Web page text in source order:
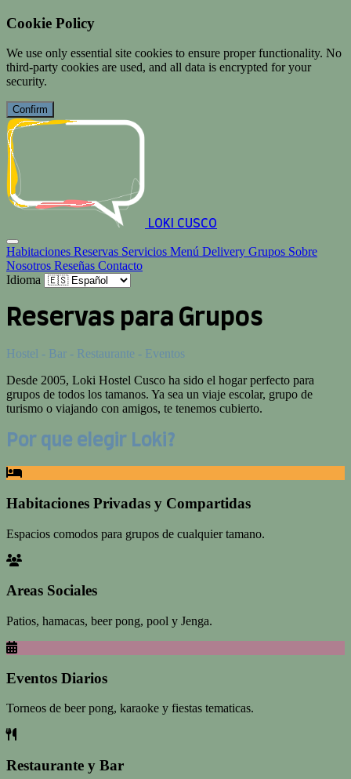
Cookie Policy
We use only essential site cookies to ensure proper functionality. No
third-party cookies are used, and all data is encrypted for your
security.
Confirm
LOKI CUSCO
Habitaciones Reservas Servicios Menú Delivery Grupos Sobre
Nosotros Reseñas Contacto
Idioma
Reservas para Grupos
Hostel - Bar - Restaurante - Eventos
Desde 2005, Loki Hostel Cusco ha sido el hogar perfecto para
grupos de todos los tamanos. Ya sea un viaje escolar, grupo de
turismo o viajando con amigos, te tenemos cubierto.
Por que elegir Loki?
Habitaciones Privadas y Compartidas
Espacios comodos para grupos de cualquier tamano.
Areas Sociales
Patios, hamacas, beer pong, pool y Jenga.
Eventos Diarios
Torneos de beer pong, karaoke y fiestas tematicas.
Restaurante y Bar